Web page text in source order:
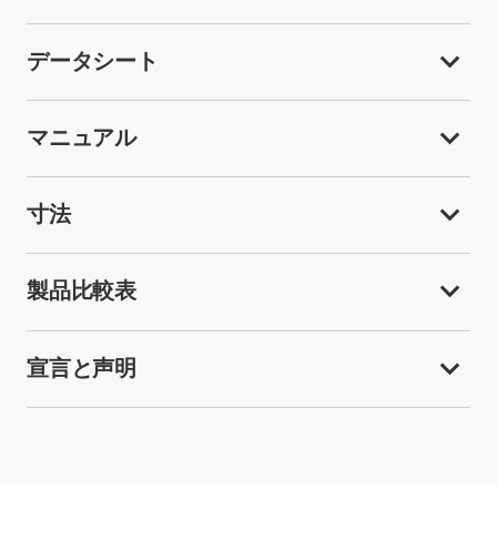
データシート
マニュアル
寸法
製品比較表
宣言と声明